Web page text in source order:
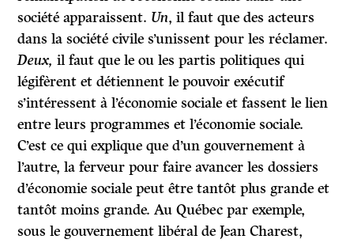
société apparaissent. Un, il faut que des acteurs
dans la société civile s’unissent pour les réclamer.
Deux,il faut que le ou les partis politiques qui
légifèrent et détiennent le pouvoir exécutif
s’intéressent à l’économie sociale et fassent le lien
entre leurs programmes et l’économie sociale.
C’est ce qui explique que d’un gouvernement à
l’autre, la ferveur pour faire avancer les dossiers
d’économie sociale peut être tantôt plus grande et
tantôt moins grande. Au Québec par exemple,
sous le gouvernement libéral de Jean Charest,